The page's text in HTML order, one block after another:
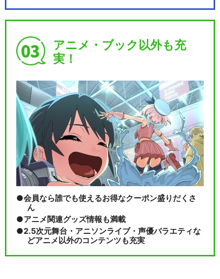
ミュージカル『刀剣乱舞』 ～
幕末天狼傳～(20…
ミュージカル『刀剣乱舞』 五
周年記念 壽 乱舞…
閉じる
アニメ・ブック以外も充
実！
会員なら誰でも使えるお得なクーポン盛りだくさ
ん
アニメ関連グッズ情報も満載
2.5次元舞台・アニソンライブ・声優バラエティな
どアニメ以外のコンテンツも充実